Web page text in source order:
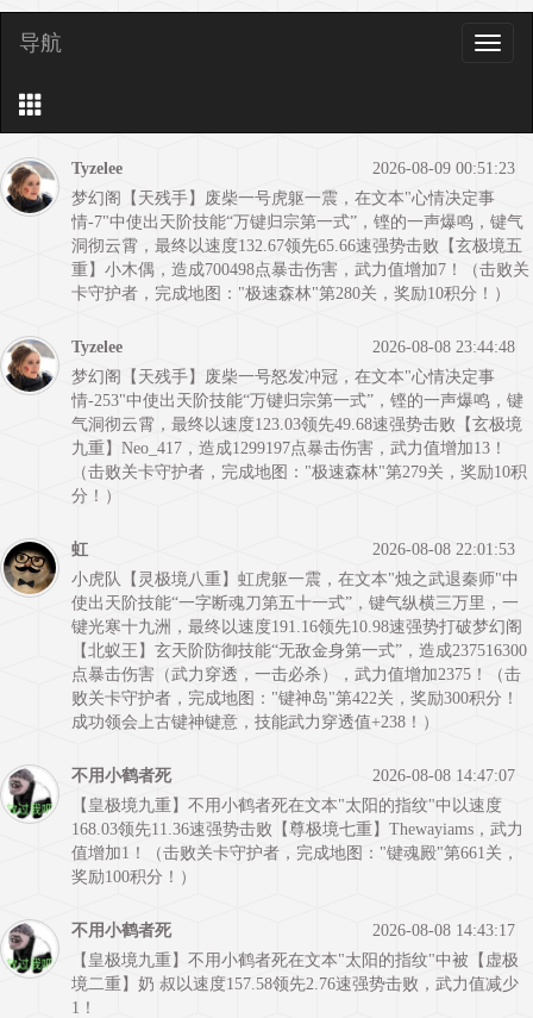
导
导航
Tyzelee
2026-08-09 00:51:23
梦幻阁【天残手】废柴一号虎躯一震，在文本"心情决定事
情-7"中使出天阶技能“万键归宗第一式”，铿的一声爆鸣，键气
洞彻云霄，最终以速度132.67领先65.66速强势击败【玄极境五
重】小木偶，造成700498点暴击伤害，武力值增加7！（击败关
卡守护者，完成地图："极速森林"第280关，奖励10积分！）
Tyzelee
2026-08-08 23:44:48
梦幻阁【天残手】废柴一号怒发冲冠，在文本"心情决定事
情-253"中使出天阶技能“万键归宗第一式”，铿的一声爆鸣，键
气洞彻云霄，最终以速度123.03领先49.68速强势击败【玄极境
九重】Neo_417，造成1299197点暴击伤害，武力值增加13！
（击败关卡守护者，完成地图："极速森林"第279关，奖励10积
分！）
虹
2026-08-08 22:01:53
小虎队【灵极境八重】虹虎躯一震，在文本"烛之武退秦师"中
使出天阶技能“一字断魂刀第五十一式”，键气纵横三万里，一
键光寒十九洲，最终以速度191.16领先10.98速强势打破梦幻阁
【北蚁王】⽞天阶防御技能“无敌金身第一式”，造成237516300
点暴击伤害（武力穿透，一击必杀），武力值增加2375！（击
败关卡守护者，完成地图："键神岛"第422关，奖励300积分！
成功领会上古键神键意，技能武力穿透值+238！）
不用小鹤者死
2026-08-08 14:47:07
【皇极境九重】不用小鹤者死在文本"太阳的指纹"中以速度
168.03领先11.36速强势击败【尊极境七重】Thewayiams，武力
值增加1！（击败关卡守护者，完成地图："键魂殿"第661关，
奖励100积分！）
不用小鹤者死
2026-08-08 14:43:17
【皇极境九重】不用小鹤者死在文本"太阳的指纹"中被【虚极
境二重】奶 叔以速度157.58领先2.76速强势击败，武力值减少
1！